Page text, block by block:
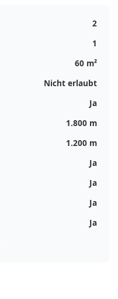
2
1
60 m²
Nicht erlaubt
Ja
1.800 m
1.200 m
Ja
Ja
Ja
Ja